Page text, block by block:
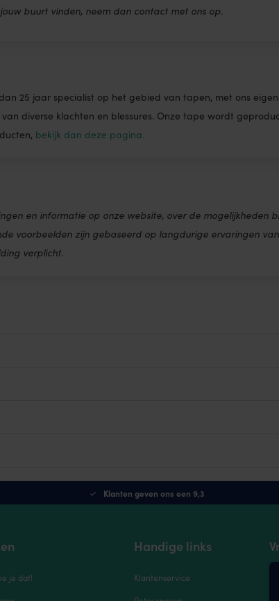
jouw buurt vinden, neem dan contact met ons op.
25 jaar specialist op het gebied van tapen, met ons
diverse klachten en blessures. Onze tape wordt
bekijk dan deze pagina.
en informatie op onze website, over de mogelijkheden
voorbeelden zijn gebaseerd op langdurige ervaringen
verplicht.
Klanten geven ons een 9,3
je dat!
Handige links
Klantenservice